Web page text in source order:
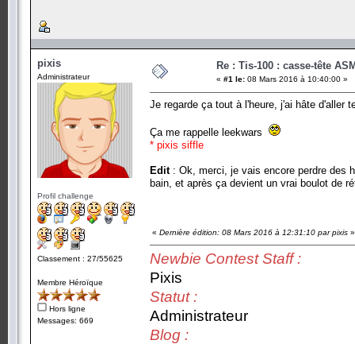
pixis
Administrateur
Profil challenge
Classement : 27/55625
Membre Héroïque
Hors ligne
Messages: 669
Re : Tis-100 : casse-tête
« #1 le: 08 Mars 2016 à 10:40:00 »
Je regarde ça tout à l'heure, j'ai hâte d'aller
Ça me rappelle leekwars
* pixis siffle
Edit: Ok, merci, je vais encore perdre des
bain, et après ça devient un vrai boulot de
« Dernière édition: 08 Mars 2016 à 12:31:10 par pixis »
Newbie Contest Staff :
Pixis
Statut :
Administrateur
Blog :